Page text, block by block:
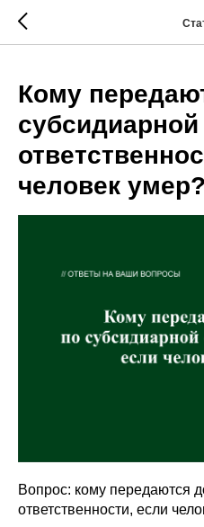
Кому
субсидиарной
человек умер?
Вопрос: кому передаются
ответственности, если